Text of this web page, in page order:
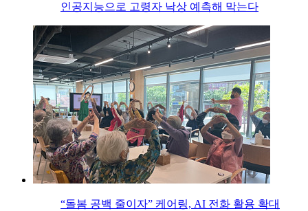
인공지능으로 고령자 낙상 예측해 막는다
“돌봄 공백 줄이자” 케어링, AI 전화 활용 확대